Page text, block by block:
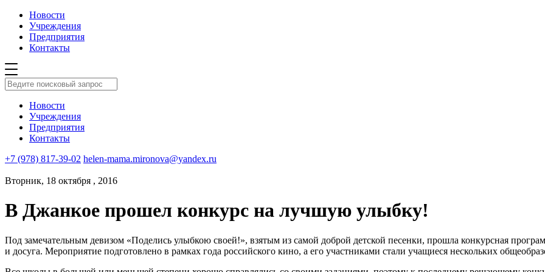
Новости
Учреждения
Предприятия
Контакты
Новости
Учреждения
Предприятия
Контакты
+7 (978) 817-39-02 helen-mama.mironova@yandex.ru
Вторник, 18 октября , 2016
В Джанкое прошел конкурс на лучшую улыбку!
Под замечательным девизом «Поделись улыбкою своей!», взятым из самой доброй детской песенки, прошла конкурсная
и досуга. Мероприятие подготовлено в рамках года российского кино, а его участниками стали учащиеся нескольких